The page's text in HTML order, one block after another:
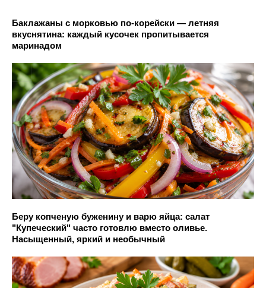
Баклажаны с морковью по-корейски — летняя
вкуснятина: каждый кусочек пропитывается
маринадом
Беру копченую буженину и варю яйца: салат
"Купеческий" часто готовлю вместо оливье.
Насыщенный, яркий и необычный